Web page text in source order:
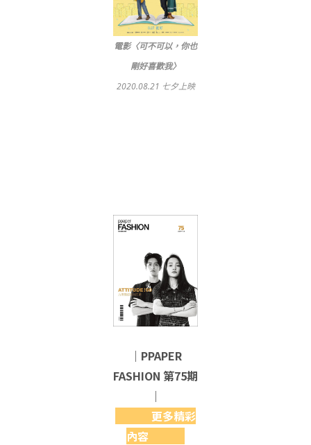
電影〈可不可以，你也
剛好喜歡我〉
2020.08.21 七夕上映
｜PPAPER
FASHION 第75期
｜
更多精彩
內容